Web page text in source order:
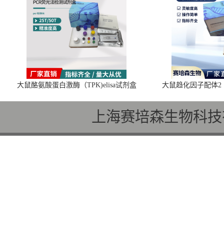
大鼠酪氨酸蛋白激酶（TPK)elisa试剂盒 大鼠趋化因子配体2
上海赛培森生物科